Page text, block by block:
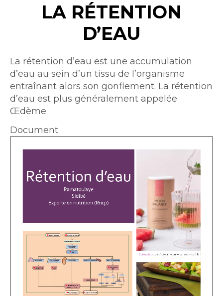
LA RÉTENTION
D’EAU
Intro
La rétention d’eau est une accumulation
d’eau au sein d’un tissu de l’organisme
entraînant alors son gonflement. La rétention
d’eau est plus généralement appelée
Œdème
Document